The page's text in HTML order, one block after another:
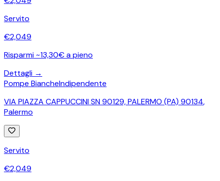
Servito
€2,049
Risparmi ~13,30€ a pieno
Dettagli →
Pompe BiancheIndipendente
VIA PIAZZA CAPPUCCINI SN 90129, PALERMO (PA) 90134,
Palermo
Servito
€2,049